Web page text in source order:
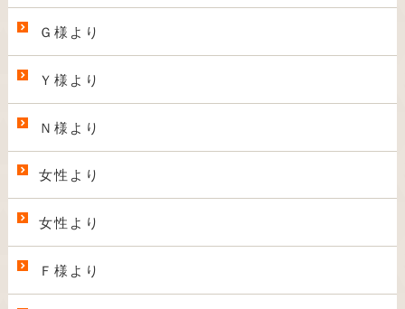
Ｇ様より
Ｙ様より
Ｎ様より
女性より
女性より
Ｆ様より